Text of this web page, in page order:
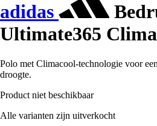
adidas
Ultimate365
Polo met Climacool-technologie voor
droogte.
Product niet beschikbaar
Alle varianten zijn uitverkocht